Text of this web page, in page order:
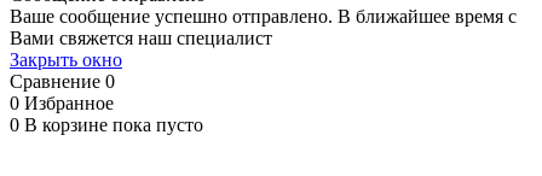
Ваше сообщение успешно отправлено. В ближайшее время с
Вами свяжется наш специалист
Закрыть окно
Сравнение 0
0 Избранное
0 В корзине пока пусто